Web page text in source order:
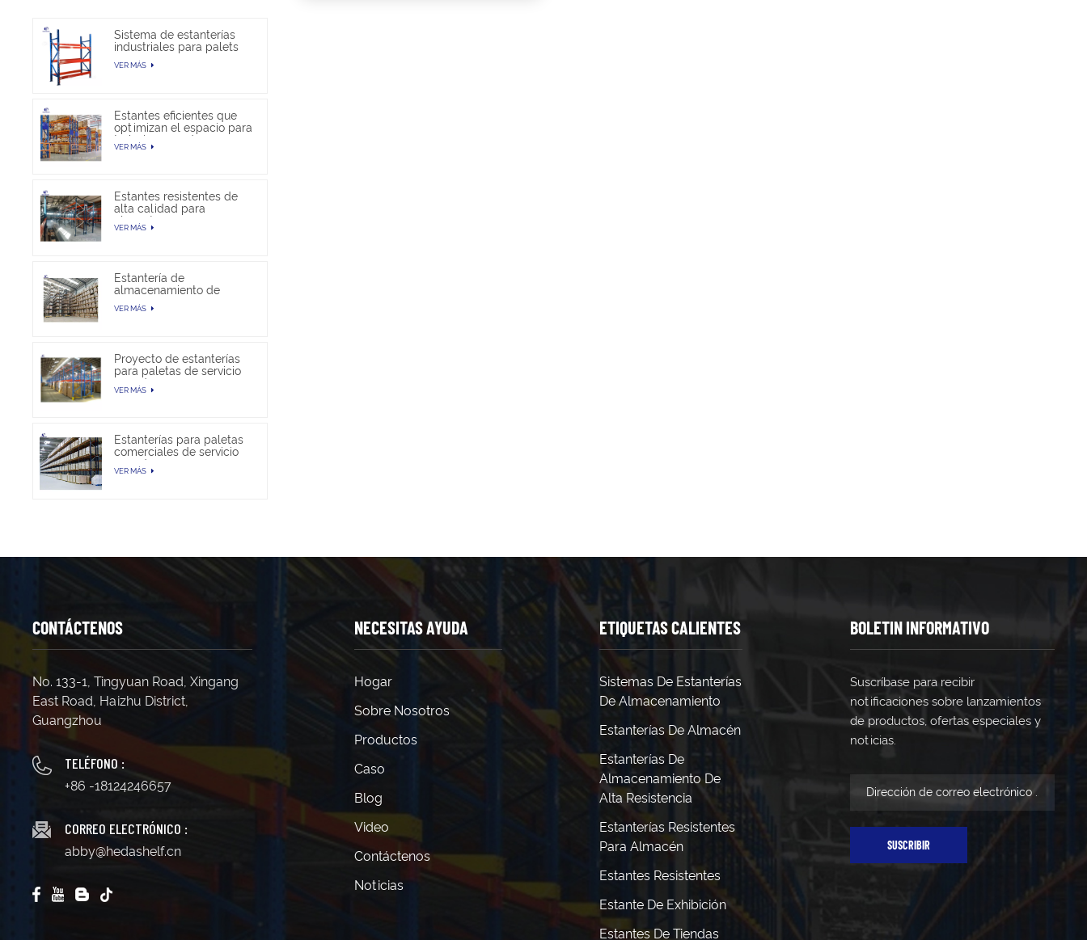
Sistema de estanterías
industriales para palets
de alta resistencia para
almacenamiento en
VER MÁS
Estantes eficientes que
optimizan el espacio para
trabajos pesados en
almacenes
VER MÁS
Estantes resistentes de
alta calidad para
almacén
VER MÁS
Estantería de
almacenamiento de
paletas selectivas en
venta
VER MÁS
Proyecto de estanterías
para paletas de servicio
pesado
VER MÁS
Estanterías para paletas
comerciales de servicio
pesado
VER MÁS
CONTÁCTENOS
No. 133-1, Tingyuan Road, Xingang
East Road, Haizhu District,
Guangzhou
TELÉFONO :
+86 -18124246657
CORREO ELECTRÓNICO :
abby@hedashelf.cn
NECESITAS AYUDA
Hogar
Sobre Nosotros
Productos
Caso
Blog
Video
Contáctenos
Noticias
ETIQUETAS CALIENTES
Sistemas De Estanterías
De Almacenamiento
Estanterías De Almacén
Estanterías De
Almacenamiento De
Alta Resistencia
Estanterías Resistentes
Para Almacén
Estantes Resistentes
Estante De Exhibición
Estantes De Tiendas
BOLETIN INFORMATIVO
Suscríbase para recibir
notificaciones sobre lanzamientos
de productos, ofertas especiales y
noticias.
SUSCRIBIR